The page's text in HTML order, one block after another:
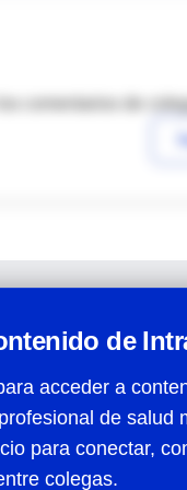
los comentarios de
de
acceder a
de salud
para conectar,
colegas.
de privacidad